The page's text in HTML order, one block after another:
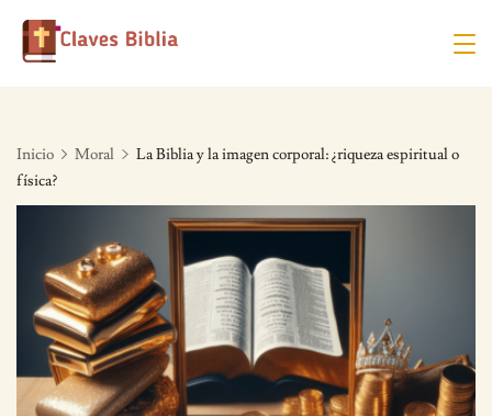
Skip
Inicio Moral
La Biblia y la imagen corporal: ¿riqueza espiritual o
física?